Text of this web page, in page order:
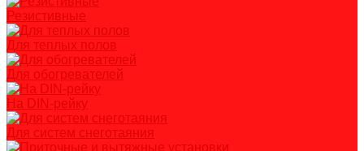
Резистивные
Для теплых полов
Для обогревателей
На DIN-рейку
Для систем снеготаяния